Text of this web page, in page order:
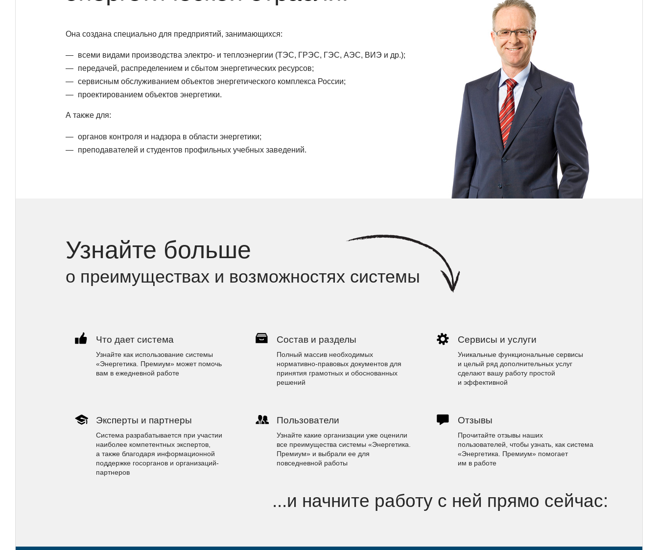
Она создана специально для предприятий, занимающихся:
всеми видами производства электро- и теплоэнергии (ТЭС, ГРЭС, ГЭС, АЭС, ВИЭ и др.);
передачей, распределением и сбытом энергетических ресурсов;
сервисным обслуживанием объектов энергетического комплекса России;
проектированием объектов энергетики.
А также для:
органов контроля и надзора в области энергетики;
преподавателей и студентов профильных учебных заведений.
Узнайте больше
о преимуществах и возможностях системы
Что дает система
Узнайте как использование системы
«Энергетика. Премиум» может помочь
вам в ежедневной работе
Состав и разделы
Полный массив необходимых
нормативно-правовых документов для
принятия грамотных и обоснованных
решений
Сервисы и услуги
Уникальные функциональные сервисы
и целый ряд дополнительных услуг
сделают вашу работу простой
и эффективной
Эксперты и партнеры
Система разрабатывается при участии
наиболее компетентных экспертов,
а также благодаря информационной
поддержке госорганов и организаций-
партнеров
Пользователи
Узнайте какие организации уже оценили
все преимущества системы «Энергетика.
Премиум» и выбрали ее для
повседневной работы
Отзывы
Прочитайте отзывы наших
пользователей, чтобы узнать, как система
«Энергетика. Премиум» помогает
им в работе
...и начните работу с ней прямо сейчас: